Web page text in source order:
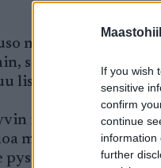
If you wish
sensitive
confirm
continue
information
further
mukaan tiimiin.
sekä 18. että 19.
lisää kilpailuita,
innokkain mielin
mitään tulos
pystyn hiihtämään